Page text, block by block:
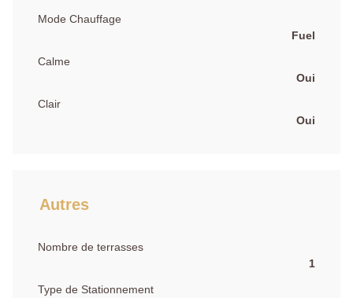
Mode Chauffage
Fuel
Calme
Oui
Clair
Oui
Autres
Nombre de terrasses
1
Type de Stationnement